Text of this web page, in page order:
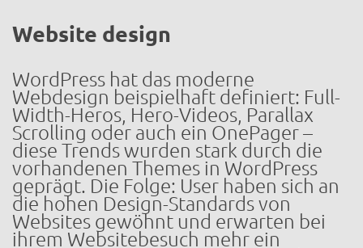
Website design
WordPress hat das moderne
Webdesign beispielhaft definiert: Full-
Width-Heros, Hero-Videos, Parallax
Scrolling oder auch ein OnePager –
diese Trends wurden stark durch die
vorhandenen Themes in WordPress
geprägt. Die Folge: User haben sich an
die hohen Design-Standards von
Websites gewöhnt und erwarten bei
ihrem Websitebesuch mehr ein